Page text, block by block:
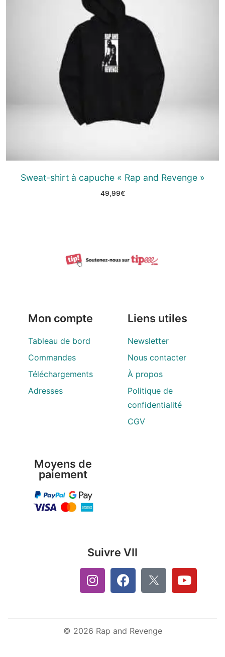
Sweat-shirt à capuche « Rap and Revenge »
49,99€
Mon compte
Tableau de bord
Commandes
Téléchargements
Adresses
Liens utiles
Newsletter
Nous contacter
À propos
Politique de
confidentialité
CGV
Moyens de
paiement
Suivre VII
© 2026 Rap and Revenge